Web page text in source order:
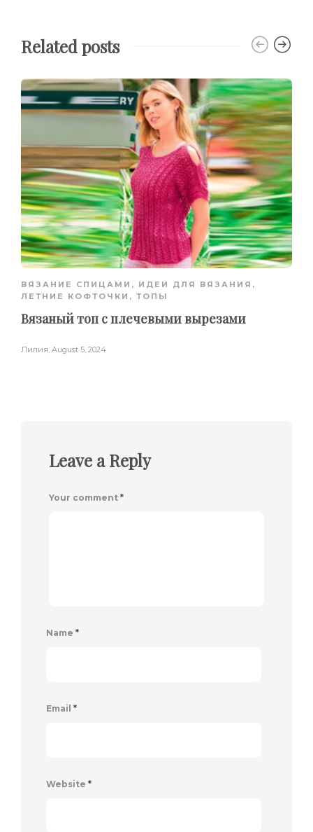
Related posts
ВЯЗАНИЕ СПИЦАМИ , ИДЕИ ДЛЯ ВЯЗАНИЯ ,
ЛЕТНИЕ КОФТОЧКИ, ТОПЫ
Вязаный топ с плечевыми вырезами
Лилия, August 5, 2024
Leave a Reply
Your comment *
Name *
Email *
Website *